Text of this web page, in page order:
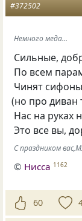
#372502
Немного меда...
Сильные,
По всем
Чинят
(но про диван
Нас на руках
Это все вы,
С праздником
© Нисса 1162
60